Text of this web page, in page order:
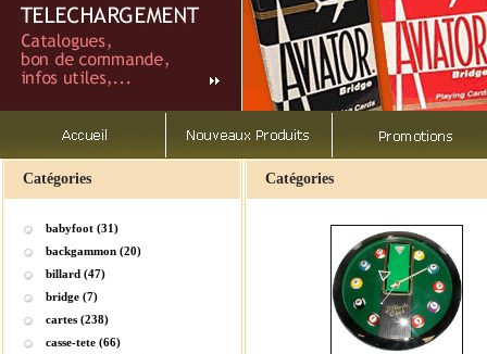
Catégories
babyfoot (31)
backgammon (20)
billard (47)
bridge (7)
cartes (238)
casse-tete (66)
Catégories